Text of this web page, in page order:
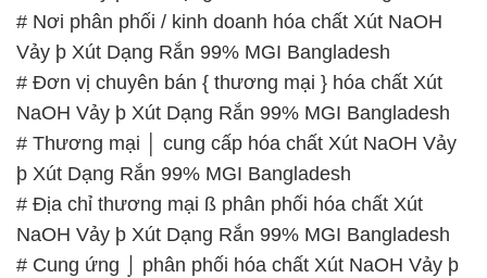
# Nơi phân phối / kinh doanh hóa chất Xút NaOH
Vảy þ Xút Dạng Rắn 99% MGI Bangladesh
# Đơn vị chuyên bán { thương mại } hóa chất Xút
NaOH Vảy þ Xút Dạng Rắn 99% MGI Bangladesh
# Thương mại │ cung cấp hóa chất Xút NaOH Vảy
þ Xút Dạng Rắn 99% MGI Bangladesh
# Địa chỉ thương mại ß phân phối hóa chất Xút
NaOH Vảy þ Xút Dạng Rắn 99% MGI Bangladesh
# Cung ứng ⌡ phân phối hóa chất Xút NaOH Vảy þ